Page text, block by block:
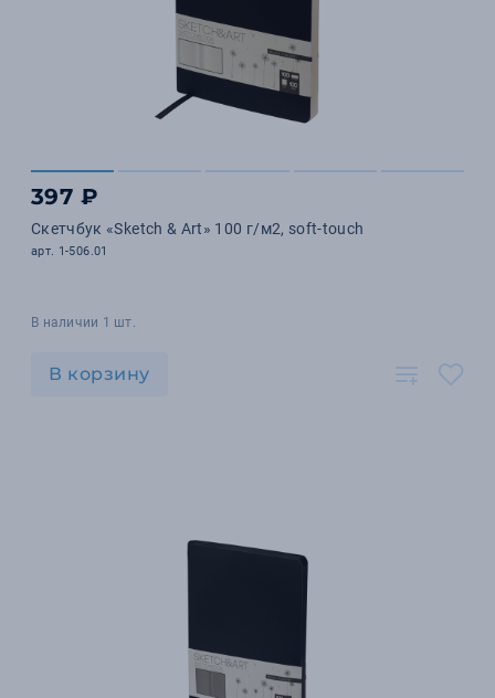
397 ₽
Скетчбук «Sketch & Art» 100 г/м2, soft-touch
арт. 1-506.01
В наличии 1 шт.
В корзину